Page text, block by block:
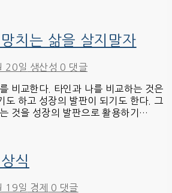
치는 삶을 살지말자
20일 생산성 0 댓글
비교한다. 타인과 나를 비교하는 것은
도 하고 성장의 발판이 되기도 한다. 그
것을 성장의 발판으로 활용하기…
식
19일 경제 0 댓글